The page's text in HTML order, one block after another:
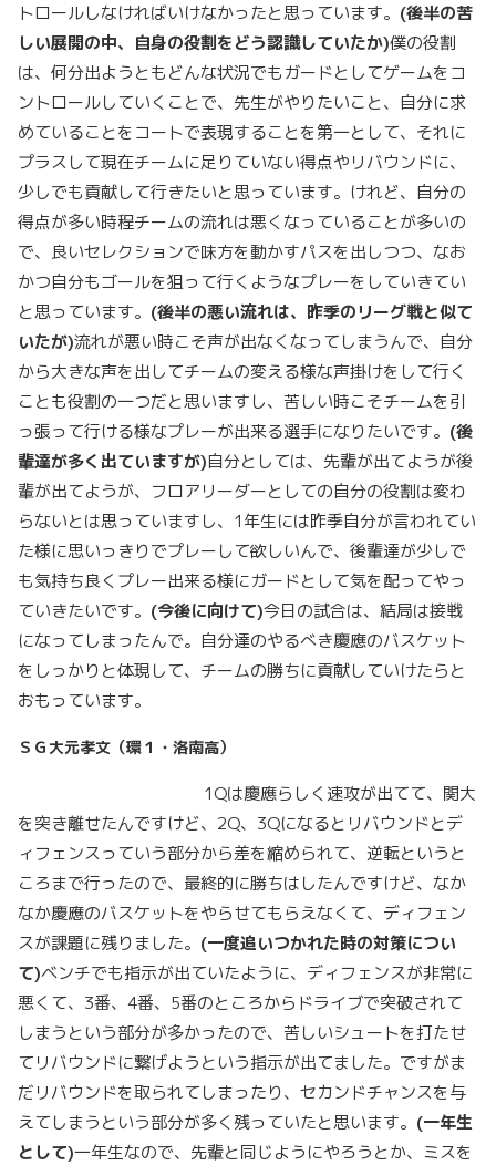
トロールしなければいけなかったと思っています。 (後半の苦
しい展開の中、自身の役割をどう認識していたか)僕の役割
は、何分出ようともどんな状況でもガードとしてゲームをコ
ントロールしていくことで、先生がやりたいこと、自分に求
めていることをコートで表現することを第一として、それに
プラスして現在チームに足りていない得点やリバウンドに、
少しでも貢献して行きたいと思っています。けれど、自分の
得点が多い時程チームの流れは悪くなっていることが多いの
で、良いセレクションで味方を動かすパスを出しつつ、なお
かつ自分もゴールを狙って行くようなプレーをしていきてい
と思っています。 (後半の悪い流れは、昨季のリーグ戦と似て
いたが)流れが悪い時こそ声が出なくなってしまうんで、自分
から大きな声を出してチームの変える様な声掛けをして行く
ことも役割の一つだと思いますし、苦しい時こそチームを引
っ張って行ける様なプレーが出来る選手になりたいです。 (後
輩達が多く出ていますが)自分としては、先輩が出てようが後
輩が出てようが、フロアリーダーとしての自分の役割は変わ
らないとは思っていますし、1年生には昨季自分が言われてい
た様に思いっきりでプレーして欲しいんで、後輩達が少しで
も気持ち良くプレー出来る様にガードとして気を配ってやっ
ていきたいです。 (今後に向けて)今日の試合は、結局は接戦
になってしまったんで。自分達のやるべき慶應のバスケット
をしっかりと体現して、チームの勝ちに貢献していけたらと
おもっています。
ＳＧ大元孝文（環１・洛南高）
1Qは慶應らしく速攻が出てて、関大
を突き離せたんですけど、2Q、3Qになるとリバウンドとデ
ィフェンスっていう部分から差を縮められて、逆転というと
ころまで行ったので、最終的に勝ちはしたんですけど、なか
なか慶應のバスケットをやらせてもらえなくて、ディフェン
スが課題に残りました。 (一度追いつかれた時の対策につい
て)ベンチでも指示が出ていたように、ディフェンスが非常に
悪くて、3番、4番、5番のところからドライブで突破されて
しまうという部分が多かったので、苦しいシュートを打たせ
てリバウンドに繋げようという指示が出てました。ですがま
だリバウンドを取られてしまったり、セカンドチャンスを与
えてしまうという部分が多く残っていたと思います。 (一年生
として)一年生なので、先輩と同じようにやろうとか、ミスを